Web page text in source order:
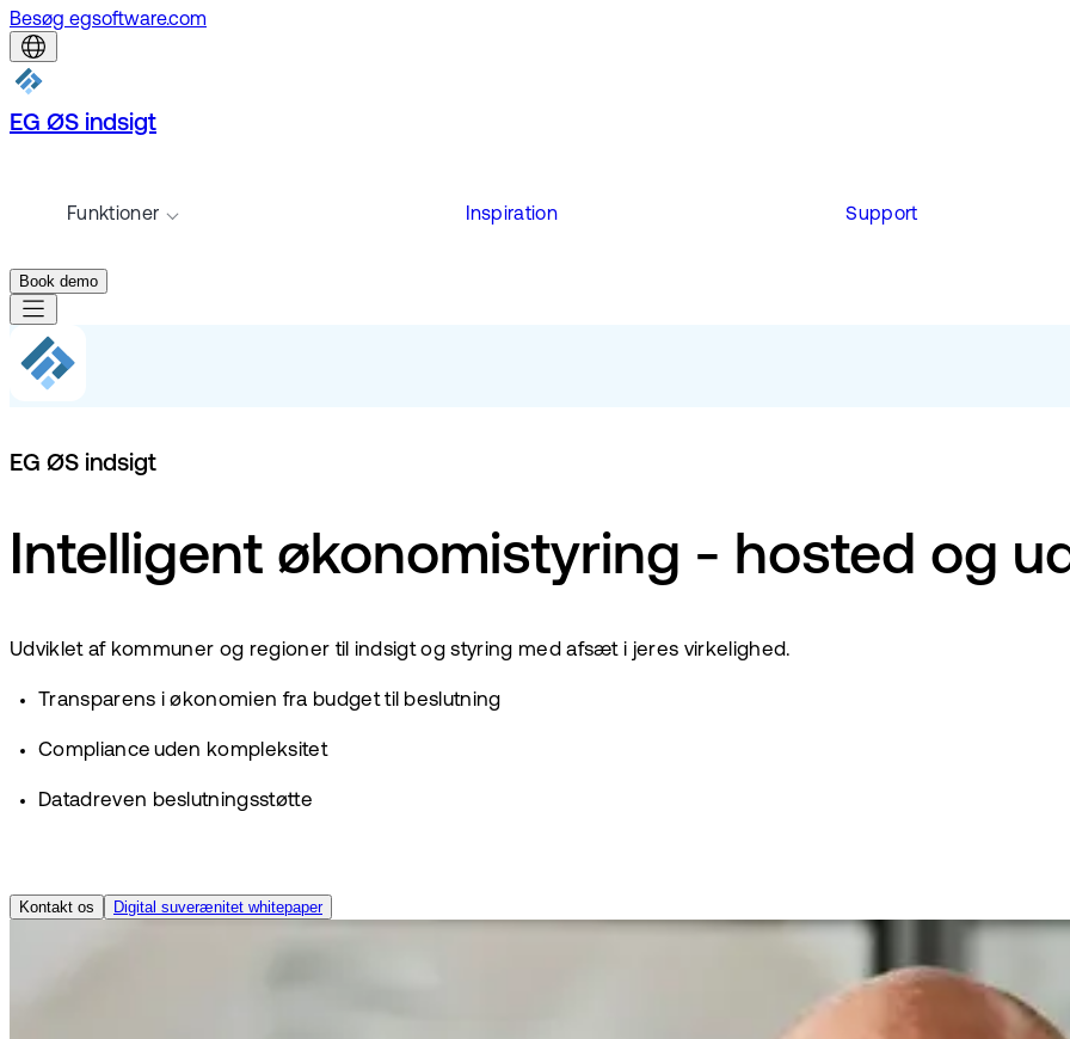
Besøg egsoftware.com
EG ØS indsigt
Funktioner Inspiration Support
Book demo
EG ØS indsigt
Intelligent økonomistyring - hosted og
Udviklet af kommuner og regioner til indsigt og styring med afsæt i jeres virkelighed.
Transparens i økonomien fra budget til beslutning
Compliance uden kompleksitet
Datadreven beslutningsstøtte
Kontakt os Digital suverænitet whitepaper